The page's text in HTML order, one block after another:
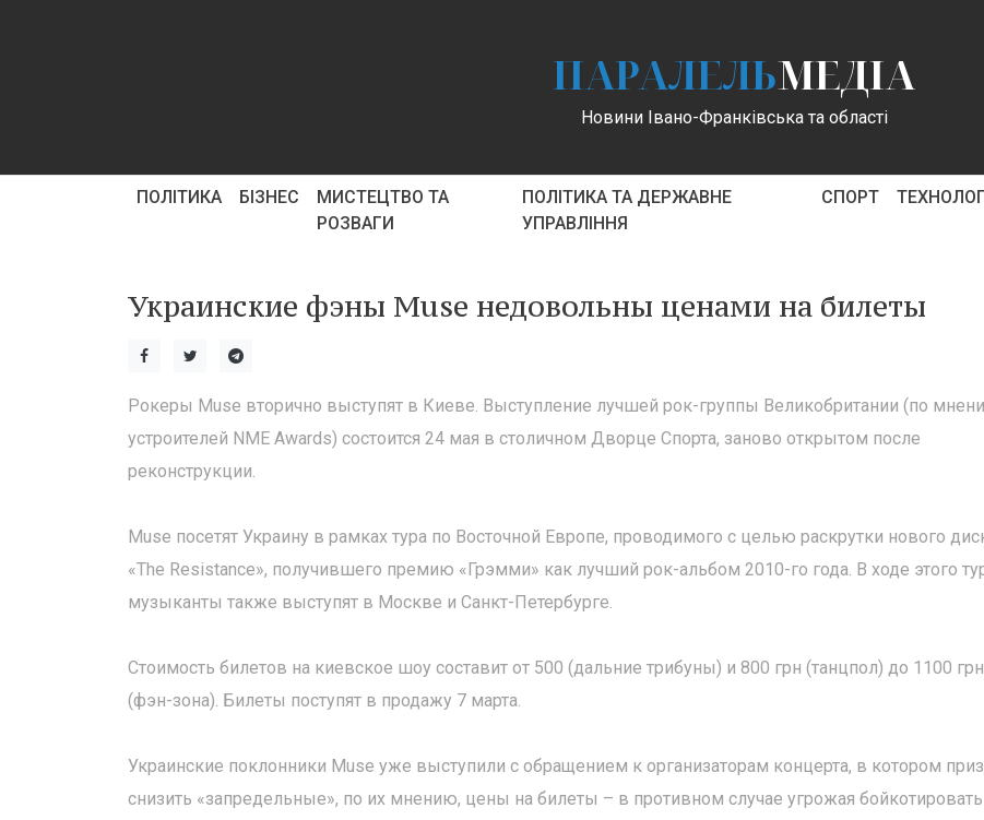
ПАРАЛЕЛЬМЕДІА
Новини Івано-Франківська та області
ПОЛІТИКА БІЗНЕС
МИСТЕЦТВО ТА
РОЗВАГИ
ПОЛІТИКА ТА ДЕРЖАВНЕ
УПРАВЛІННЯ
СПОРТ
Украинские фэны Muse недовольны ценами на билеты
Рокеры Muse вторично выступят в Киеве. Выступление лучшей рок-группы Великобритании (по
устроителей NME Awards) состоится 24 мая в столичном Дворце Спорта, заново открытом после
реконструкции.
Muse посетят Украину в рамках тура по Восточной Европе, проводимого с целью раскрутки нового
«The Resistance», получившего премию «Грэмми» как лучший рок-альбом 2010-го года. В ходе этого
музыканты также выступят в Москве и Санкт-Петербурге.
Стоимость билетов на киевское шоу составит от 500 (дальние трибуны) и 800 грн (танцпол) до 1100 грн
(фэн-зона). Билеты поступят в продажу 7 марта.
Украинские поклонники Muse уже выступили с обращением к организаторам концерта, в котором
снизить «запредельные», по их мнению, цены на билеты – в противном случае угрожая бойкотировать